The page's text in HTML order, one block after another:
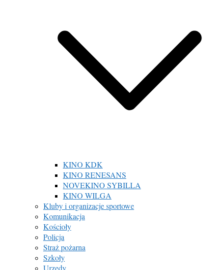
KINO KDK
KINO RENESANS
NOVEKINO SYBILLA
KINO WILGA
Kluby i organizacje sportowe
Komunikacja
Kościoły
Policja
Straż pożarna
Szkoły
Urzędy